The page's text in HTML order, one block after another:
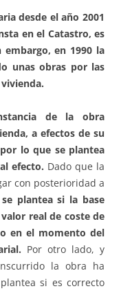
desde el año 2001
en el Catastro, es
en 1990 la
unas obras por las
de la obra
a efectos de su
lo que se plantea
efecto. Dado que la
con posterioridad a
se plantea si la base
real de coste de
en el momento del
Por otro lado, y
la obra ha
si es correcto